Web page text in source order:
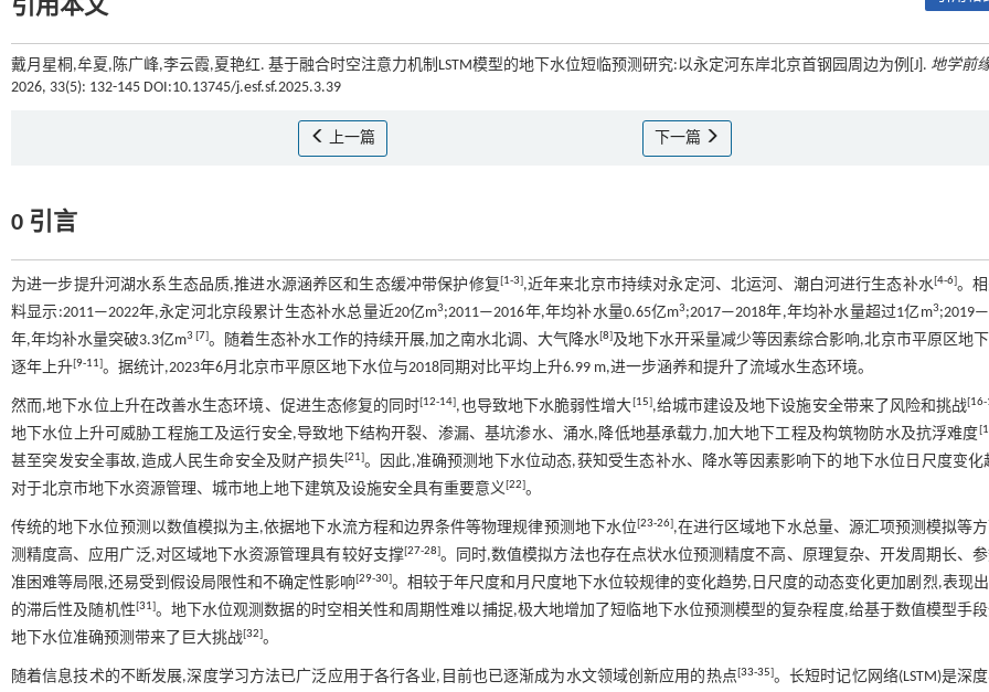
引用本文
戴月星桐,牟夏,陈广峰,李云霞,夏艳红. 基于融合时空注意力机制LSTM模型的地下水位短临预测研究:以永定河东岸北京首钢园周边为例[J]. 地学前
2026, 33(5): 132-145 DOI:10.13745/j.esf.sf.2025.3.39
上一篇 下一篇
0 引言
为进一步提升河湖水系生态品质,推进水源涵养区和生态缓冲带保护修复 [1-3],近年来北京市持续对永定河、北运河、潮白河进行生态补水[4-6]。
料显示:2011—2022年,永定河北京段累计生态补水总量近20亿m3;2011—2016年,年均补水量0.65亿m3;2017—2018年,年均补水量超过1亿m3
年,年均补水量突破3.3亿m3 [7]。随着生态补水工作的持续开展,加之南水北调、大气降水[8]及地下水开采量减少等因素综合影响,北京市平原区地
逐年上升[9-11]。据统计,2023年6月北京市平原区地下水位与2018同期对比平均上升6.99 m,进一步涵养和提升了流域水生态环境。
然而,地下水位上升在改善水生态环境、促进生态修复的同时[12-14],也导致地下水脆弱性增大[15],给城市建设及地下设施安全带来了风险和挑战[16-
地下水位上升可威胁工程施工及运行安全,导致地下结构开裂、渗漏、基坑渗水、涌水,降低地基承载力,加大地下工程及构筑物防水及抗浮难度 [
甚至突发安全事故,造成人民生命安全及财产损失[21]。因此,准确预测地下水位动态,获知受生态补水、降水等因素影响下的地下水位日尺度变化
对于北京市地下水资源管理、城市地上地下建筑及设施安全具有重要意义[22]。
传统的地下水位预测以数值模拟为主,依据地下水流方程和边界条件等物理规律预测地下水位[23-26],在进行区域地下水总量、源汇项预测模拟等
测精度高、应用广泛,对区域地下水资源管理具有较好支撑[27-28]。同时,数值模拟方法也存在点状水位预测精度不高、原理复杂、开发周期长、
准困难等局限,还易受到假设局限性和不确定性影响[29-30]。相较于年尺度和月尺度地下水位较规律的变化趋势,日尺度的动态变化更加剧烈,表现
的滞后性及随机性[31]。地下水位观测数据的时空相关性和周期性难以捕捉,极大地增加了短临地下水位预测模型的复杂程度,给基于数值模型手
地下水位准确预测带来了巨大挑战[32]。
随着信息技术的不断发展,深度学习方法已广泛应用于各行各业,目前也已逐渐成为水文领域创新应用的热点[33-35]。长短时记忆网络(LSTM)是深